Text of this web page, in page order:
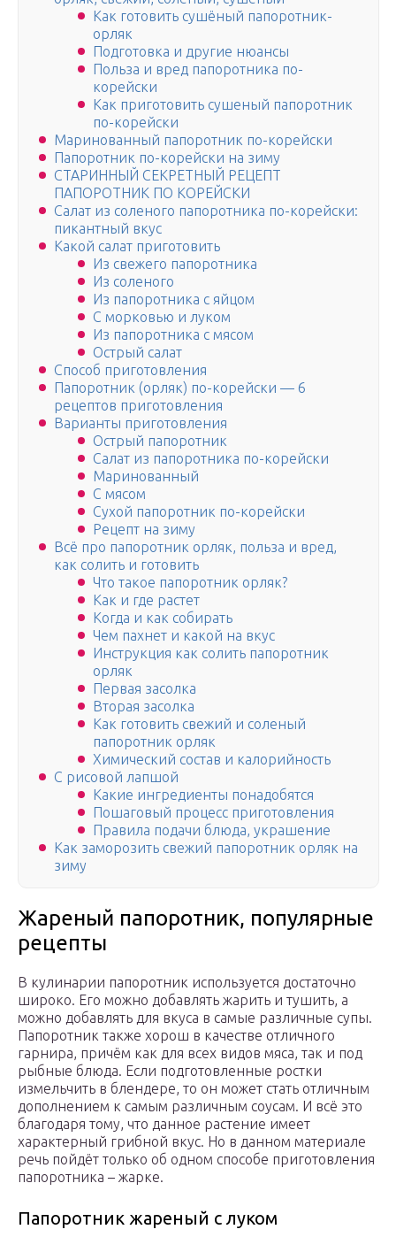
Как готовить сушёный папоротник-
орляк
Подготовка и другие нюансы
Польза и вред папоротника по-
корейски
Как приготовить сушеный папоротник
по-корейски
Маринованный папоротник по-корейски
Папоротник по-корейски на зиму
СТАРИННЫЙ СЕКРЕТНЫЙ РЕЦЕПТ
ПАПОРОТНИК ПО КОРЕЙСКИ
Салат из соленого папоротника по-корейски:
пикантный вкус
Какой салат приготовить
Из свежего папоротника
Из соленого
Из папоротника с яйцом
С морковью и луком
Из папоротника с мясом
Острый салат
Способ приготовления
Папоротник (орляк) по-корейски — 6
рецептов приготовления
Варианты приготовления
Острый папоротник
Салат из папоротника по-корейски
Маринованный
С мясом
Сухой папоротник по-корейски
Рецепт на зиму
Всё про папоротник орляк, польза и вред,
как солить и готовить
Что такое папоротник орляк?
Как и где растет
Когда и как собирать
Чем пахнет и какой на вкус
Инструкция как солить папоротник
орляк
Первая засолка
Вторая засолка
Как готовить свежий и соленый
папоротник орляк
Химический состав и калорийность
С рисовой лапшой
Какие ингредиенты понадобятся
Пошаговый процесс приготовления
Правила подачи блюда, украшение
Как заморозить свежий папоротник орляк на
зиму
Жареный папоротник, популярные
рецепты
В кулинарии папоротник используется достаточно
широко. Его можно добавлять жарить и тушить, а
можно добавлять для вкуса в самые различные супы.
Папоротник также хорош в качестве отличного
гарнира, причём как для всех видов мяса, так и под
рыбные блюда. Если подготовленные ростки
измельчить в блендере, то он может стать отличным
дополнением к самым различным соусам. И всё это
благодаря тому, что данное растение имеет
характерный грибной вкус. Но в данном материале
речь пойдёт только об одном способе приготовления
папоротника – жарке.
Папоротник жареный с луком